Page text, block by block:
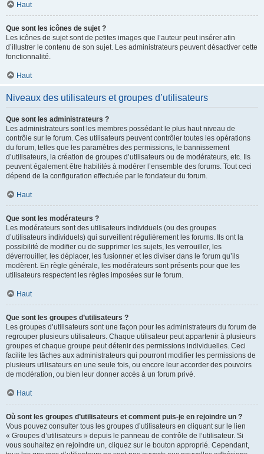
Haut
Que sont les icônes de sujet ?
Les icônes de sujet sont de petites images que l’auteur peut insérer afin
d’illustrer le contenu de son sujet. Les administrateurs peuvent désactiver cette
fonctionnalité.
Haut
Niveaux des utilisateurs et groupes d’utilisateurs
Que sont les administrateurs ?
Les administrateurs sont les membres possédant le plus haut niveau de
contrôle sur le forum. Ces utilisateurs peuvent contrôler toutes les opérations
du forum, telles que les paramètres des permissions, le bannissement
d’utilisateurs, la création de groupes d’utilisateurs ou de modérateurs, etc. Ils
peuvent également être habilités à modérer l’ensemble des forums. Tout ceci
dépend de la configuration effectuée par le fondateur du forum.
Haut
Que sont les modérateurs ?
Les modérateurs sont des utilisateurs individuels (ou des groupes
d’utilisateurs individuels) qui surveillent régulièrement les forums. Ils ont la
possibilité de modifier ou de supprimer les sujets, les verrouiller, les
déverrouiller, les déplacer, les fusionner et les diviser dans le forum qu’ils
modèrent. En règle générale, les modérateurs sont présents pour que les
utilisateurs respectent les règles imposées sur le forum.
Haut
Que sont les groupes d’utilisateurs ?
Les groupes d’utilisateurs sont une façon pour les administrateurs du forum de
regrouper plusieurs utilisateurs. Chaque utilisateur peut appartenir à plusieurs
groupes et chaque groupe peut détenir des permissions individuelles. Ceci
facilite les tâches aux administrateurs qui pourront modifier les permissions de
plusieurs utilisateurs en une seule fois, ou encore leur accorder des pouvoirs
de modération, ou bien leur donner accès à un forum privé.
Haut
Où sont les groupes d’utilisateurs et comment puis-je en rejoindre un ?
Vous pouvez consulter tous les groupes d’utilisateurs en cliquant sur le lien
« Groupes d’utilisateurs » depuis le panneau de contrôle de l’utilisateur. Si
vous souhaitez en rejoindre un, cliquez sur le bouton approprié. Cependant,